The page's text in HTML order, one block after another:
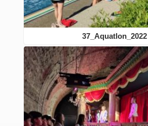
37_Aquatlon_2022